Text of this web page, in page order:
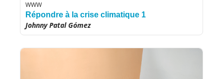
WWW
Répondre à la crise climatique 1
Johnny Patal Gómez